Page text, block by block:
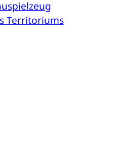
Territoriums